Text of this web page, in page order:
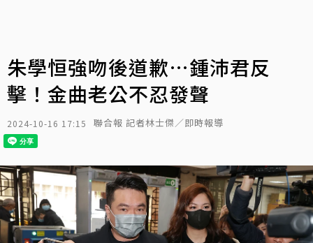
朱學恒強吻後道歉…鍾沛君反
擊！金曲老公不忍發聲
2024-10-16 17:15 聯合報 記者林士傑／即時報導